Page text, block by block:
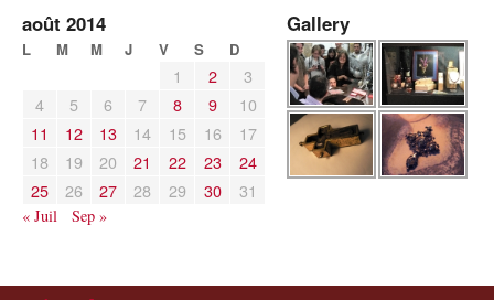
août 2014
L M M J V S D
1 2
3
4
5 6 7 8 9
10
11
12 13 14 15 16
17
18
19 20 21 22 23
24
25
26 27 28 29 30 31
« Juil Sep »
Gallery